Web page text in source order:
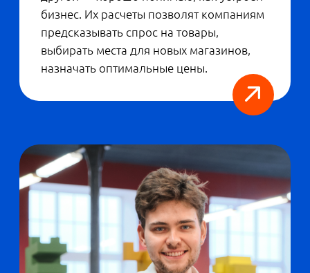
Необходимо разработать модели и
оптимизировать их так, чтобы таксопарк
приносил владельцам как можно больше
денег. Это пример той задачи, которую
умеют решать наши выпускники.
На «Управлении бизнесом» есть
математика и аналитика, но с меньшим
упором на программирование.
Бакалавриат ориентирован на практику: в
обучении важную роль будут играть кейсы.
Плюс дисциплины, связанные с
менеджментом и гибкими навыками (soft
Управлении бизнесом